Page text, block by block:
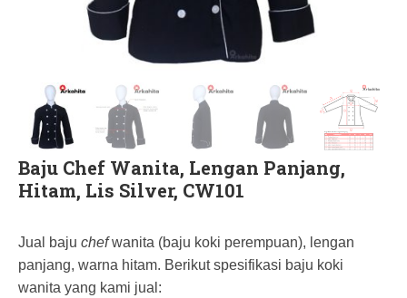
Baju Chef Wanita, Lengan Panjang,
Hitam, Lis Silver, CW101
Jual baju chefwanita (baju koki perempuan), lengan
panjang, warna hitam. Berikut spesifikasi baju koki
wanita yang kami jual: